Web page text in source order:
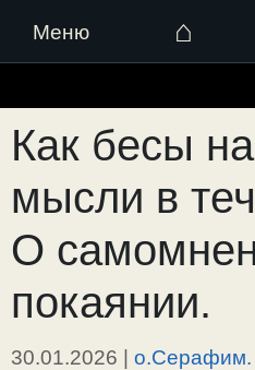
Меню ⌂
к
содержимому
Как бесы
мысли в
О
покаянии.
30.01.2026 | о.Серафим.